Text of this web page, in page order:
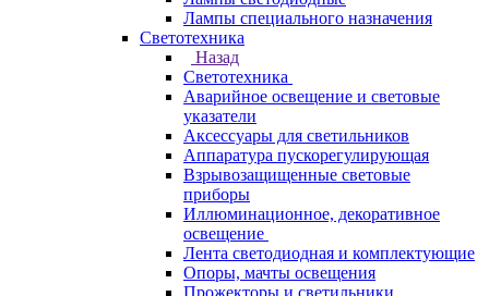
Лампы специального назначения
Светотехника
Назад
Светотехника
Аварийное освещение и световые
указатели
Аксессуары для светильников
Аппаратура пускорегулирующая
Взрывозащищенные световые
приборы
Иллюминационное, декоративное
освещение
Лента светодиодная и комплектующие
Опоры, мачты освещения
Прожекторы и светильники